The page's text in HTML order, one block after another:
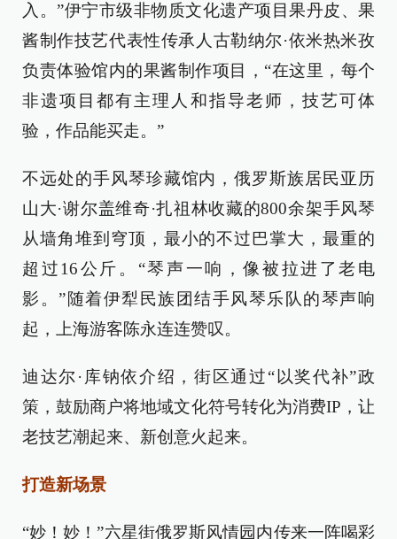
入。”伊宁市级非物质文化遗产项目果丹皮、果
酱制作技艺代表性传承人古勒纳尔·依米热米孜
负责体验馆内的果酱制作项目，“在这里，每个
非遗项目都有主理人和指导老师，技艺可体
验，作品能买走。”
不远处的手风琴珍藏馆内，俄罗斯族居民亚历
山大·谢尔盖维奇·扎祖林收藏的800余架手风琴
从墙角堆到穹顶，最小的不过巴掌大，最重的
超过16公斤。“琴声一响，像被拉进了老电
影。”随着伊犁民族团结手风琴乐队的琴声响
起，上海游客陈永连连赞叹。
迪达尔·库钠依介绍，街区通过“以奖代补”政
策，鼓励商户将地域文化符号转化为消费IP，让
老技艺潮起来、新创意火起来。
打造新场景
“妙！妙！”六星街俄罗斯风情园内传来一阵喝彩